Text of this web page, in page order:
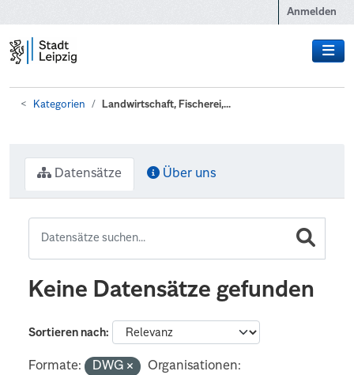
Anmelden
Kategorien Landwirtschaft, Fischerei,...
Datensätze Über uns
Keine Datensätze gefunden
Sortieren nach
Formate: DWG
Organisationen: